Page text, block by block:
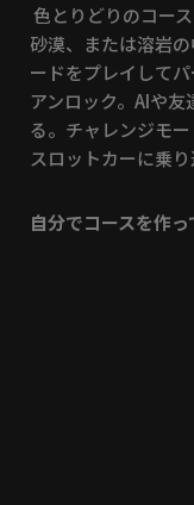
色とりどりのコー
砂漠、または溶岩
ードをプレイして
アンロック。AIや
る。チャレンジモ
スロットカーに乗
自分でコースを作っ